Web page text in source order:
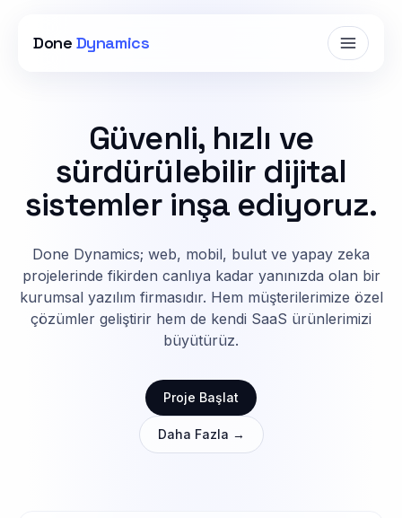
Done Dynamics
Güvenli, hızlı ve
sürdürülebilir dijital
sistemler inşa ediyoruz.
Done Dynamics; web, mobil, bulut ve yapay zeka
projelerinde fikirden canlıya kadar yanınızda olan bir
kurumsal yazılım firmasıdır. Hem müşterilerimize özel
çözümler geliştirir hem de kendi SaaS ürünlerimizi
büyütürüz.
Proje Başlat
Daha Fazla →